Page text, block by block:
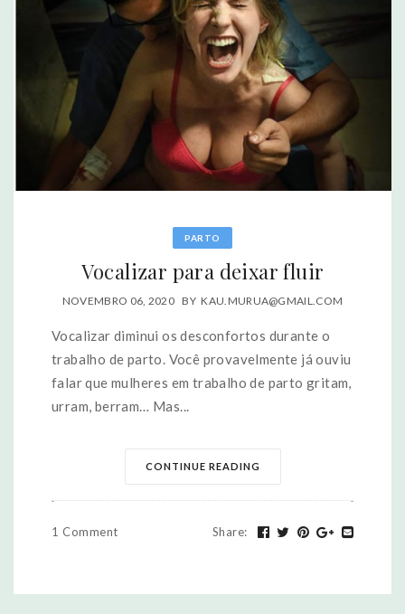
PARTO
Vocalizar para deixar fluir
NOVEMBRO 06, 2020 BY KAU.MURUA@GMAIL.COM
Vocalizar diminui os desconfortos durante o
trabalho de parto. Você provavelmente já ouviu
falar que mulheres em trabalho de parto gritam,
urram, berram… Mas...
CONTINUE READING
1 Comment Share: